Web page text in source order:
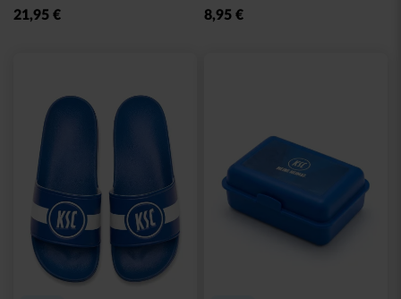
21,95 € 8,95 €